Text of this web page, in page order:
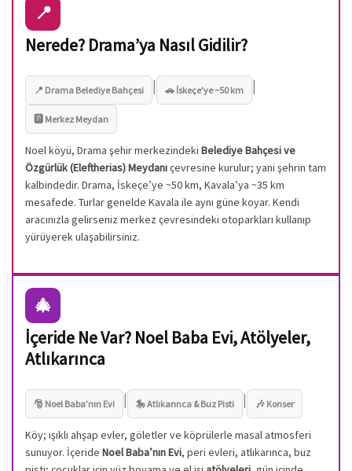
📍
Nerede? Drama’ya Nasıl Gidilir?
📍 Drama Belediye Bahçesi | 🚗 İskeçe’ye ~50 km |
🅿️ Merkez Meydan
Noel köyü, Drama şehir merkezindeki Belediye Bahçesi ve
Özgürlük (Eleftherias) Meydanıçevresine kurulur; yani şehrin tam
kalbindedir. Drama, İskeçe’ye ~50 km, Kavala’ya ~35 km
mesafede. Turlar genelde Kavala ile aynı güne koyar. Kendi
aracınızla gelirseniz merkez çevresindeki otoparkları kullanıp
yürüyerek ulaşabilirsiniz.
🎄
İçeride Ne Var? Noel Baba Evi, Atölyeler,
Atlıkarınca
🎅 Noel Baba’nın Evi | 🎠 Atlıkarınca & Buz Pisti | 🎶 Konser
Köy; ışıklı ahşap evler, göletler ve köprülerle masal atmosferi
sunuyor. İçeride Noel Baba’nın Evi, peri evleri, atlıkarınca, buz